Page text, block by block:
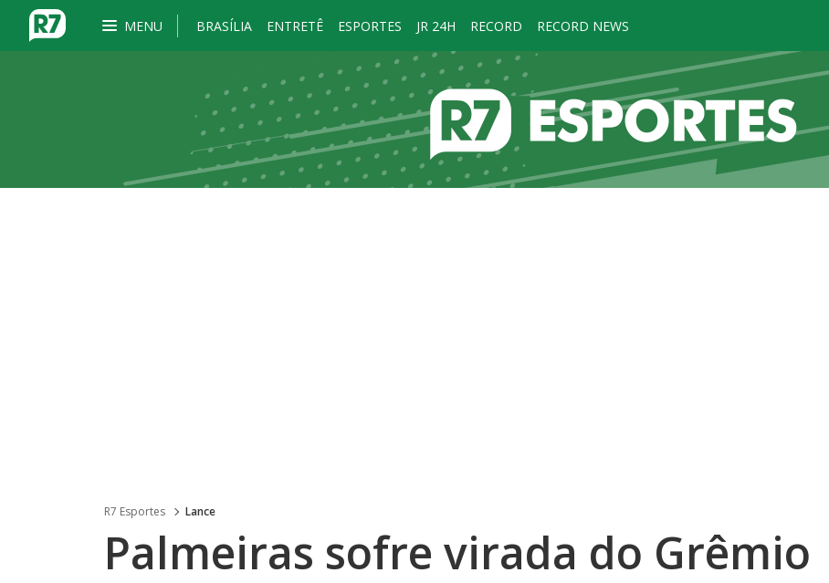
MENU BRASÍLIA ENTRETÊ ESPORTES JR 24H RECORD RECORD NEWS
R7 Esportes Lance
Palmeiras sofre virada do Grêmio